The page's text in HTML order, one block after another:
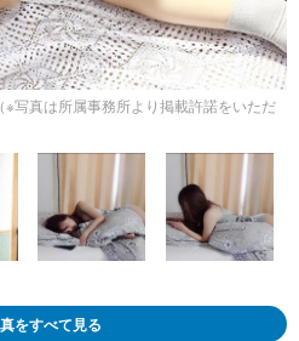
写真は所属事務所より掲載許諾をいただ
をすべて見る